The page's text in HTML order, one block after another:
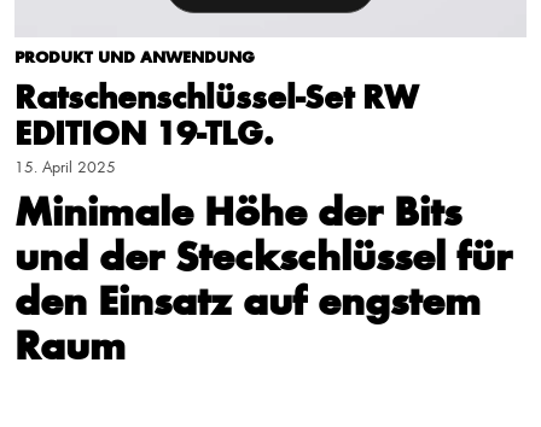
PRODUKT UND ANWENDUNG
Ratschenschlüssel-Set RW
EDITION 19-TLG.
15. April 2025
Minimale Höhe der Bits
und der Steckschlüssel für
den Einsatz auf engstem
Raum